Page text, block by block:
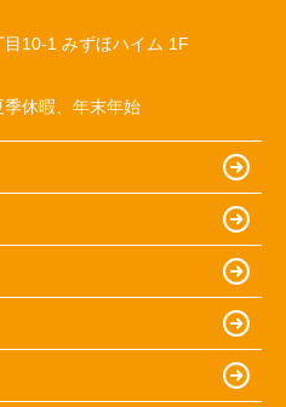
10-1 みずほハイム 1F
休暇、年末年始